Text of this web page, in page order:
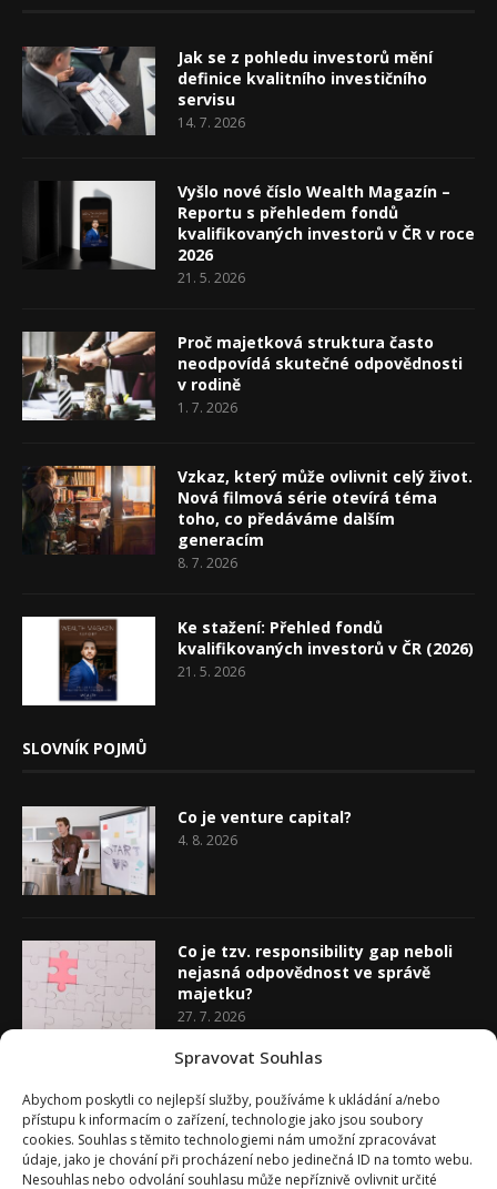
Spravovat Souhlas
Abychom poskytli co nejlepší služby, používáme k ukládání a/nebo
přístupu k informacím o zařízení, technologie jako jsou soubory
cookies. Souhlas s těmito technologiemi nám umožní zpracovávat
údaje, jako je chování při procházení nebo jedinečná ID na tomto webu.
Nesouhlas nebo odvolání souhlasu může nepříznivě ovlivnit určité
Jak se z pohledu investorů mění
definice kvalitního investičního
servisu
14. 7. 2026
Vyšlo nové číslo Wealth Magazín –
Reportu s přehledem fondů
kvalifikovaných investorů v ČR v roce
2026
21. 5. 2026
Proč majetková struktura často
neodpovídá skutečné odpovědnosti
v rodině
1. 7. 2026
Vzkaz, který může ovlivnit celý život.
Nová filmová série otevírá téma
toho, co předáváme dalším
generacím
8. 7. 2026
Ke stažení: Přehled fondů
kvalifikovaných investorů v ČR (2026)
21. 5. 2026
SLOVNÍK POJMŮ
Co je venture capital?
4. 8. 2026
Co je tzv. responsibility gap neboli
nejasná odpovědnost ve správě
majetku?
27. 7. 2026
20. 7. 2026